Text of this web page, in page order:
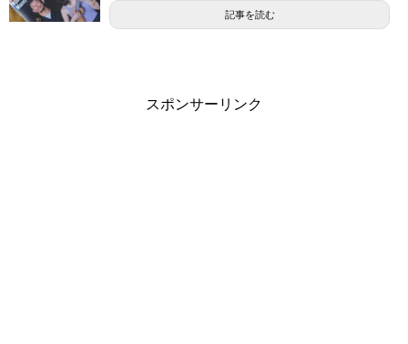
記事を読む
スポンサーリンク